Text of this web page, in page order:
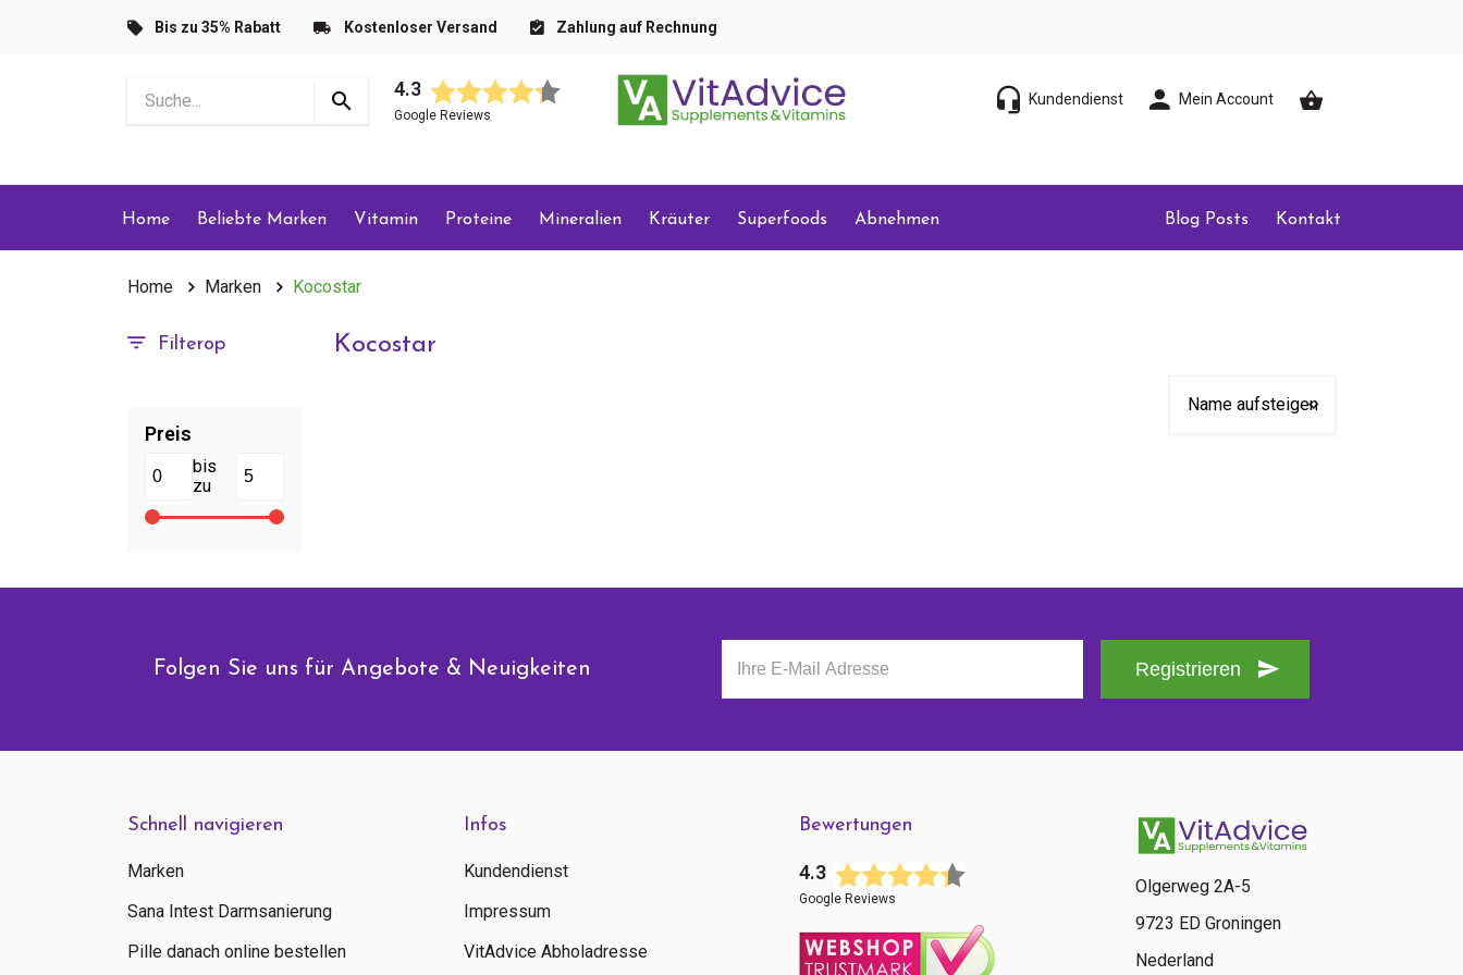
Bis zu 35% Rabatt Kostenloser Versand Zahlung auf Rechnung
4.3
Google Reviews
Kundendienst Mein Account
Home Beliebte Marken Vitamin Proteine Mineralien Kräuter Superfoods Abnehmen Blog Posts Kontakt
Home Marken Kocostar
Filterop
Preis
bis
zu
Kocostar
Folgen Sie uns für Angebote & Neuigkeiten Registrieren
Schnell navigieren
Marken
Sana Intest Darmsanierung
Pille danach online bestellen
Infos
Kundendienst
Impressum
VitAdvice Abholadresse
Bewertungen
4.3
Google Reviews
Olgerweg 2A-5
9723 ED Groningen
Nederland